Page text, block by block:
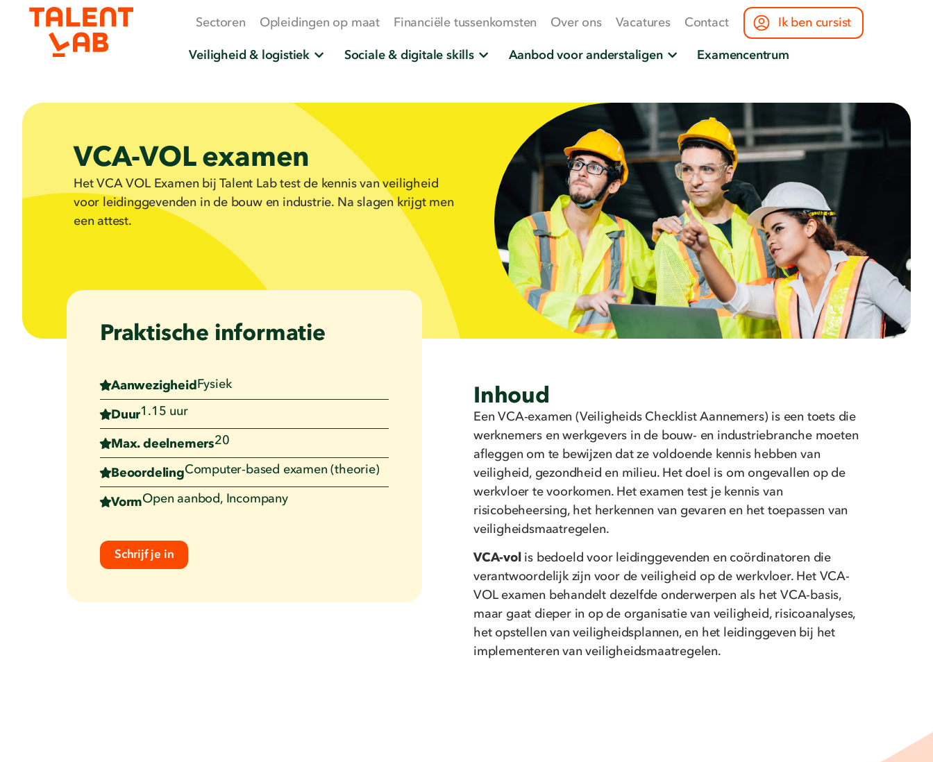
Sectoren Opleidingen op maat Financiële tussenkomsten Over ons Vacatures Contact Ik ben cursist
Veiligheid & logistiek Sociale & digitale skills Aanbod voor anderstaligen Examencentrum
VCA-VOL examen
Het VCA VOL Examen bij Talent Lab test de kennis van veiligheid
voor leidinggevenden in de bouw en industrie. Na slagen krijgt men
een attest.
Praktische informatie
Aanwezigheid Fysiek
Duur1.15 uur
Max. deelnemers20
BeoordelingComputer-based examen (theorie)
VormOpen aanbod, Incompany
Schrijf je in
Inhoud
Een VCA-examen (Veiligheids Checklist Aannemers) is een toets die
werknemers en werkgevers in de bouw- en industriebranche moeten
afleggen om te bewijzen dat ze voldoende kennis hebben van
veiligheid, gezondheid en milieu. Het doel is om ongevallen op de
werkvloer te voorkomen. Het examen test je kennis van
risicobeheersing, het herkennen van gevaren en het toepassen van
veiligheidsmaatregelen.
VCA-vol is bedoeld voor leidinggevenden en coördinatoren die
verantwoordelijk zijn voor de veiligheid op de werkvloer. Het VCA-
VOL examen behandelt dezelfde onderwerpen als het VCA-basis,
maar gaat dieper in op de organisatie van veiligheid, risicoanalyses,
het opstellen van veiligheidsplannen, en het leidinggeven bij het
implementeren van veiligheidsmaatregelen.